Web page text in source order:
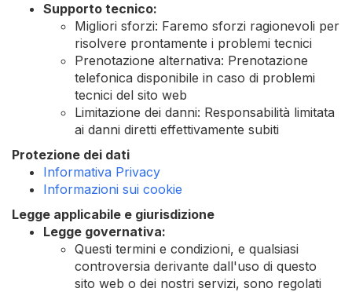
Supporto tecnico:
Migliori sforzi: Faremo sforzi ragionevoli per
risolvere prontamente i problemi tecnici
Prenotazione alternativa: Prenotazione
telefonica disponibile in caso di problemi
tecnici del sito web
Limitazione dei danni: Responsabilità limitata
ai danni diretti effettivamente subiti
Protezione dei dati
Informativa Privacy
Informazioni sui cookie
Legge applicabile e giurisdizione
Legge governativa:
Questi termini e condizioni, e qualsiasi
controversia derivante dall'uso di questo
sito web o dei nostri servizi, sono regolati